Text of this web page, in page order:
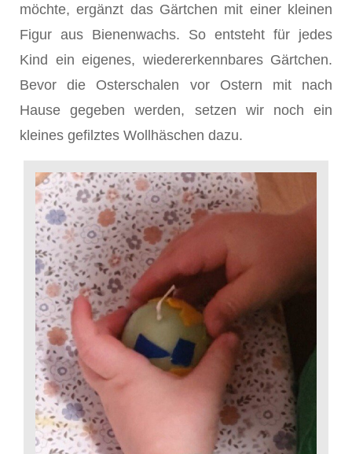
möchte, ergänzt das Gärtchen mit einer kleinen
Figur aus Bienenwachs. So entsteht für jedes
Kind ein eigenes, wiedererkennbares Gärtchen.
Bevor die Osterschalen vor Ostern mit nach
Hause gegeben werden, setzen wir noch ein
kleines gefilztes Wollhäschen dazu.